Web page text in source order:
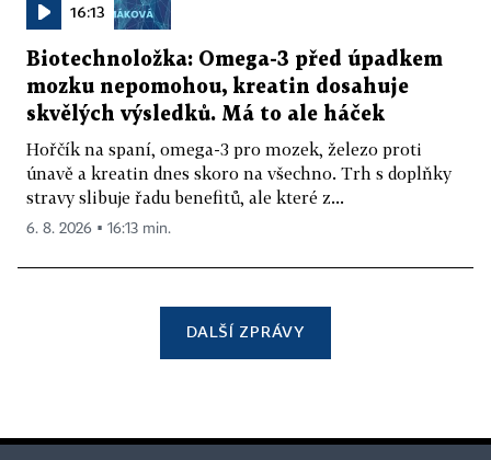
16:13
Biotechnoložka: Omega-3 před úpadkem
mozku nepomohou, kreatin dosahuje
skvělých výsledků. Má to ale háček
Hořčík na spaní, omega-3 pro mozek, železo proti
únavě a kreatin dnes skoro na všechno. Trh s doplňky
stravy slibuje řadu benefitů, ale které z...
6. 8. 2026 ▪ 16:13 min.
DALŠÍ ZPRÁVY